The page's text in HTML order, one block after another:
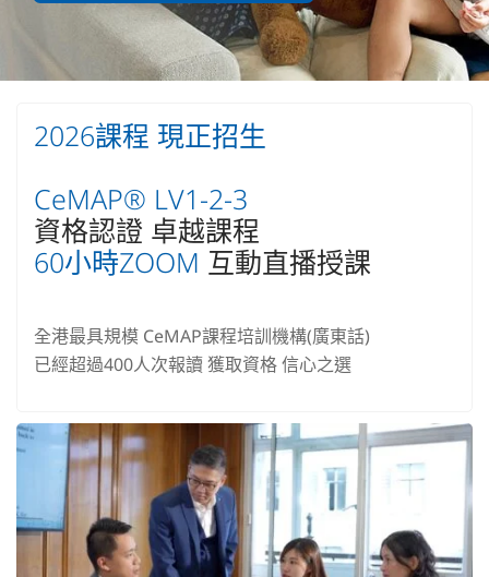
2026課程 現正招生
CeMAP® LV1-2-3
資格認證 卓越課程
60小時ZOOM 互動直播授課
全港最具規模 CeMAP課程培訓機構(廣東話)
已經超過400人次報讀 獲取資格 信心之選